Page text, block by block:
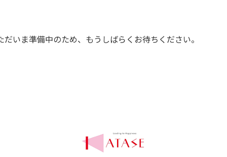
だいま準備中のため、もうしばらくお待ちください。